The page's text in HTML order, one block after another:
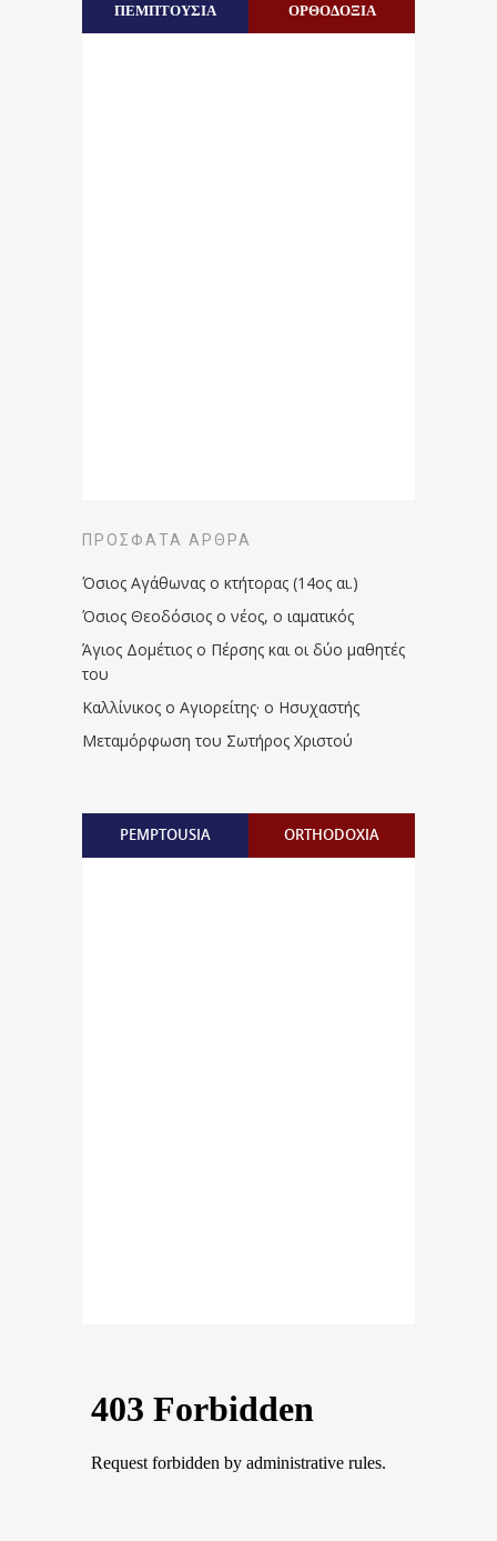
ΠΕΜΠΤΟΥΣΙΑ ΟΡΘΟΔΟΞΙΑ
ΠΡΌΣΦΑΤΑ ΆΡΘΡΑ
Όσιος Αγάθωνας ο κτήτορας (14ος αι.)
Όσιος Θεοδόσιος ο νέος, ο ιαματικός
Άγιος Δομέτιος ο Πέρσης και οι δύο μαθητές
του
Καλλίνικος ο Αγιορείτης · ο Ησυχαστής
Μεταμόρφωση του Σωτήρος Χριστού
PEMPTOUSIA ORTHODOXIA